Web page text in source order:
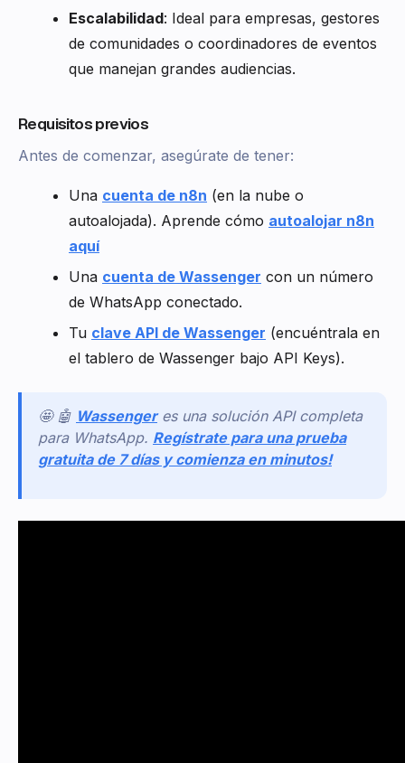
Escalabilidad: Ideal para empresas, gestores
de comunidades o coordinadores de eventos
que manejan grandes audiencias.
Requisitos previos
Antes de comenzar, asegúrate de tener:
Una cuenta de n8n (en la nube o
autoalojada). Aprende cómo autoalojar n8n
aquí
Una cuenta de Wassenger con un número
de WhatsApp conectado.
Tu clave API de Wassenger (encuéntrala en
el tablero de Wassenger bajo API Keys).
🤩 🤖 Wassenger es una solución API completa
para WhatsApp. Regístrate para una prueba
gratuita de 7 días y comienza en minutos!